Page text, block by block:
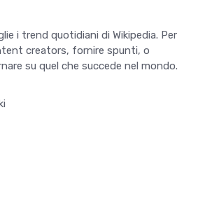
i trend quotidiani di Wikipedia. Per
creators, fornire spunti, o
su quel che succede nel mondo.